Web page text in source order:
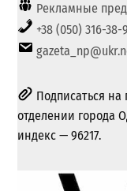
Рекламные
+38 (050) 316-38-
Подписаться
отделении города
индекс — 96217.